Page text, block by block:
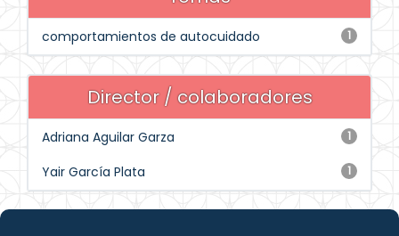
1
comportamientos de autocuidado
Director / colaboradores
1
Adriana Aguilar Garza
1
Yair García Plata